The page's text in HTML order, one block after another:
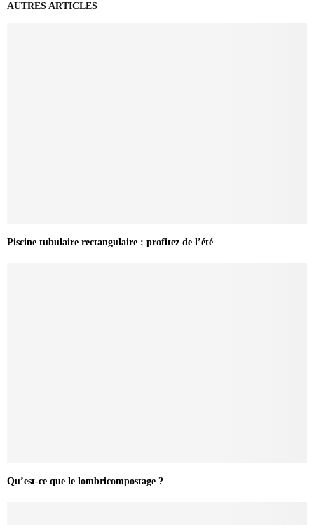
AUTRES ARTICLES
Piscine tubulaire rectangulaire : profitez de l’été
Qu’est-ce que le lombricompostage ?